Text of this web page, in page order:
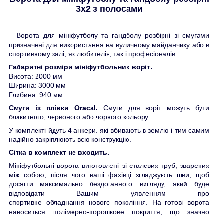
3х2 з полосами
Ворота для мініфутболу та гандболу розбірні зі смугами
призначені для використання на вуличному майданчику або в
спортивному залі, як любителів, так і професіоналів.
Габаритні розміри мініфутбольних воріт:
Висота: 2000 мм
Ширина: 3000 мм
Глибина: 940 мм
Смуги із плівки Oracal. Смуги для воріт можуть бути
блакитного, червоного або чорного кольору.
У комплекті йдуть 4 анкери, які вбивають в землю і тим самим
надійно закріплюють всю конструкцію.
Сітка в комплект не входить.
Мініфутбольні ворота виготовлені зі сталевих труб, зварених
між собою, після чого наші фахівці згладжують шви, щоб
досягти максимально бездоганного вигляду, який буде
відповідати Вашим уявленням про
спортивне обладнання нового покоління. На готові ворота
наноситься полімерно-порошкове покриття, що значно